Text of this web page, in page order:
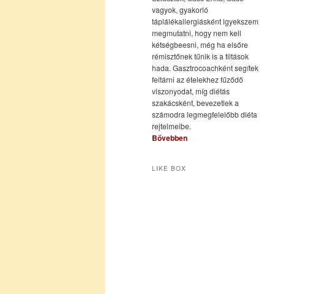
vagyok, gyakorló
táplálékallergiásként igyekszem
megmutatni, hogy nem kell
kétségbeesni, még ha elsőre
rémisztőnek tűnik is a tiltások
hada. Gasztrocoachként segítek
feltárni az ételekhez fűződő
viszonyodat, míg diétás
szakácsként, bevezetlek a
számodra legmegfelelőbb diéta
rejtelmeibe.
Bővebben
LIKE BOX